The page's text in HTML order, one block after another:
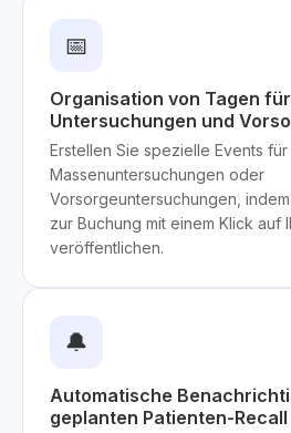
📅
Organisation von Tagen
Untersuchungen und
Erstellen Sie spezielle Events für
Massenuntersuchungen oder
Vorsorgeuntersuchungen,
zur Buchung mit einem Klick auf
veröffentlichen.
🔔
Automatische
geplanten Patienten-Recall